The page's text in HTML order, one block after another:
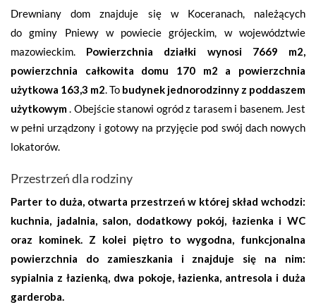
Drewniany dom znajduje się w Koceranach, należących
do gminy Pniewy w powiecie grójeckim, w województwie
mazowieckim. Powierzchnia działki wynosi 7669 m2,
powierzchnia całkowita domu 170 m2 a powierzchnia
użytkowa 163,3 m2 . To budynek jednorodzinny z poddaszem
użytkowym . Obejście stanowi ogród z tarasem i basenem. Jest
w pełni urządzony i gotowy na przyjęcie pod swój dach nowych
lokatorów.
Przestrzeń dla rodziny
Parter to duża, otwarta przestrzeń w której skład wchodzi:
kuchnia, jadalnia, salon, dodatkowy pokój, łazienka i WC
oraz kominek. Z kolei piętro to wygodna, funkcjonalna
powierzchnia do zamieszkania i znajduje się na nim:
sypialnia z łazienką, dwa pokoje, łazienka, antresola i duża
garderoba.